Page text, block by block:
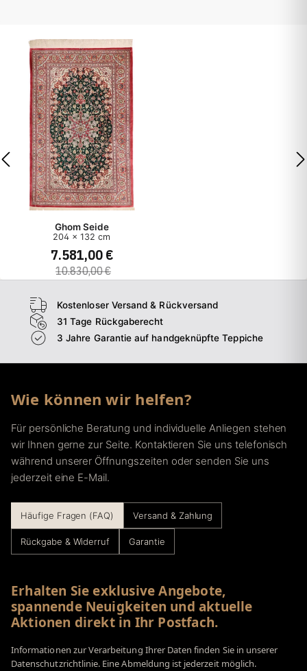
Kostenloser Versand & Rückversand
31 Tage Rückgaberecht
3 Jahre Garantie auf handgeknüpfte Teppiche
Wie können wir helfen?
Für persönliche Beratung und individuelle Anliegen stehen
wir Ihnen gerne zur Seite. Kontaktieren Sie uns telefonisch
während unserer Öffnungszeiten oder senden Sie uns
jederzeit eine E-Mail.
Häufige Fragen (FAQ) Versand & Zahlung
Rückgabe & Widerruf Garantie
Erhalten Sie exklusive Angebote,
spannende Neuigkeiten und aktuelle
Aktionen direkt in Ihr Postfach.
Informationen zur Verarbeitung Ihrer Daten finden Sie in unserer
Datenschutzrichtlinie. Eine Abmeldung ist jederzeit möglich.